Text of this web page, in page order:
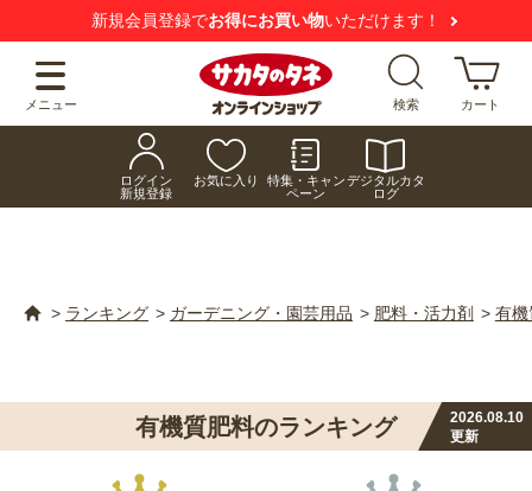
新規会員登録でお得にお買い物いただけます！
メニュー 検索 カート
ログイン
新規登録
お気に入り
特集・キャン
ペーン
デジタルカタ
ログ
> ランキング > ガーデニング・園芸用品 > 肥料・活力剤 > 有機
有機質肥料のランキング
2026.08.10
更新